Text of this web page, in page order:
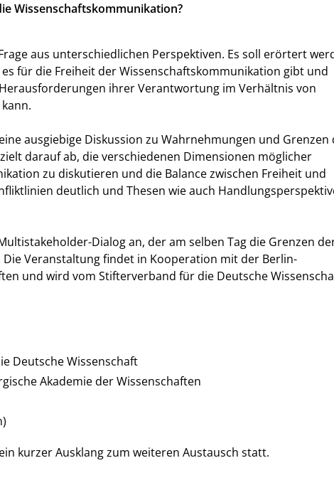
Wissenschaftskommunikation?
aus unterschiedlichen Perspektiven. Es soll erörtert
für die Freiheit der Wissenschaftskommunikation gibt und
ihrer Verantwortung im Verhältnis von
ausgiebige Diskussion zu Wahrnehmungen und Grenzen
darauf ab, die verschiedenen Dimensionen möglicher
zu diskutieren und die Balance zwischen Freiheit und
deutlich und Thesen wie auch
Dialog an, der am selben Tag die Grenzen
Veranstaltung findet in Kooperation mit der Berlin-
und wird vom Stifterverband für die Deutsche
Deutsche Wissenschaft
Akademie der Wissenschaften
kurzer Ausklang zum weiteren Austausch statt.